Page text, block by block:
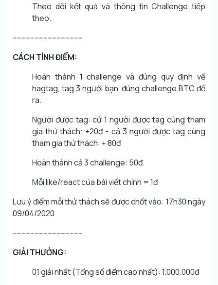
Theo dõi kết quả và thông tin Challenge tiếp
theo.
--------------------------------
CÁCH TÍNH ĐIỂM:
Hoàn thành 1 challenge và đúng quy định về
hagtag, tag 3 người bạn, đúng challenge BTC đề
ra.
Người được tag: cứ 1 người được tag cùng tham
gia thử thách: +20đ - cả 3 người được tag cùng
tham gia thử thách: + 80đ
Hoàn thành cả 3 challenge: 50đ.
Mỗi like/react của bài viết chính = 1đ
Lưu ý điểm mỗi thử thách sẽ được chốt vào: 17h30 ngày
09/04/2020
--------------------------------
GIẢI THƯỞNG:
01 giải nhất (Tổng số điểm cao nhất): 1.000.000đ